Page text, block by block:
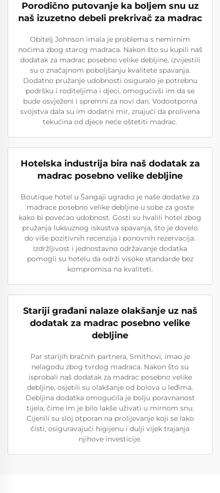
Porodično putovanje ka boljem snu uz
naš izuzetno debeli prekrivač za madrac
Obitelj Johnson imala je problema s nemirnim
noćima zbog starog madraca. Nakon što su kupili naš
dodatak za madrac posebno velike debljine, izvijestili
su o značajnom poboljšanju kvalitete spavanja.
Dodatno pružanje udobnosti osiguralo je potrebnu
podršku i roditeljima i djeci, omogućivši im da se
bude osvježeni i spremni za novi dan. Vodootporna
svojstva dala su im dodatni mir, znajući da prolivena
tekućina od djece neće oštetiti madrac.
Hotelska industrija bira naš dodatak za
madrac posebno velike debljine
Boutique hotel u Šangaji ugradio je naše dodatke za
madrace posebno velike debljine u sobe za goste
kako bi povećao udobnost. Gosti su hvalili hotel zbog
pružanja luksuznog iskustva spavanja, što je dovelo
do više pozitivnih recenzija i ponovnih rezervacija.
Izdržljivost i jednostavno održavanje dodatka
pomogli su hotelu da održi visoke standarde bez
kompromisa na kvaliteti.
Stariji građani nalaze olakšanje uz naš
dodatak za madrac posebno velike
debljine
Par starijih bračnih partnera, Smithovi, imao je
nelagodu zbog tvrdog madraca. Nakon što su
isprobali naš dodatak za madrac posebno velike
debljine, osjetili su olakšanje od bolova u leđima.
Debljina dodatka omogućila je bolju poravnanost
tijela, čime im je bilo lakše uživati u mirnom snu.
Cijenili su sloj otporan na prolijevanje koji se lako
čisti, osiguravajući higijenu i dulji vijek trajanja
njihove investicije.